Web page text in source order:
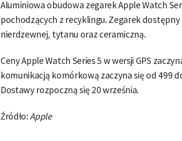
Aluminiowa obudowa zegarek Apple Watch
pochodzących z recyklingu. Zegarek
nierdzewnej, tytanu oraz ceramiczną.
Ceny Apple Watch Series 5 w wersji GPS
komunikacją komórkową zaczyna się od 499
Dostawy rozpoczną się 20 września.
Źródło:Apple